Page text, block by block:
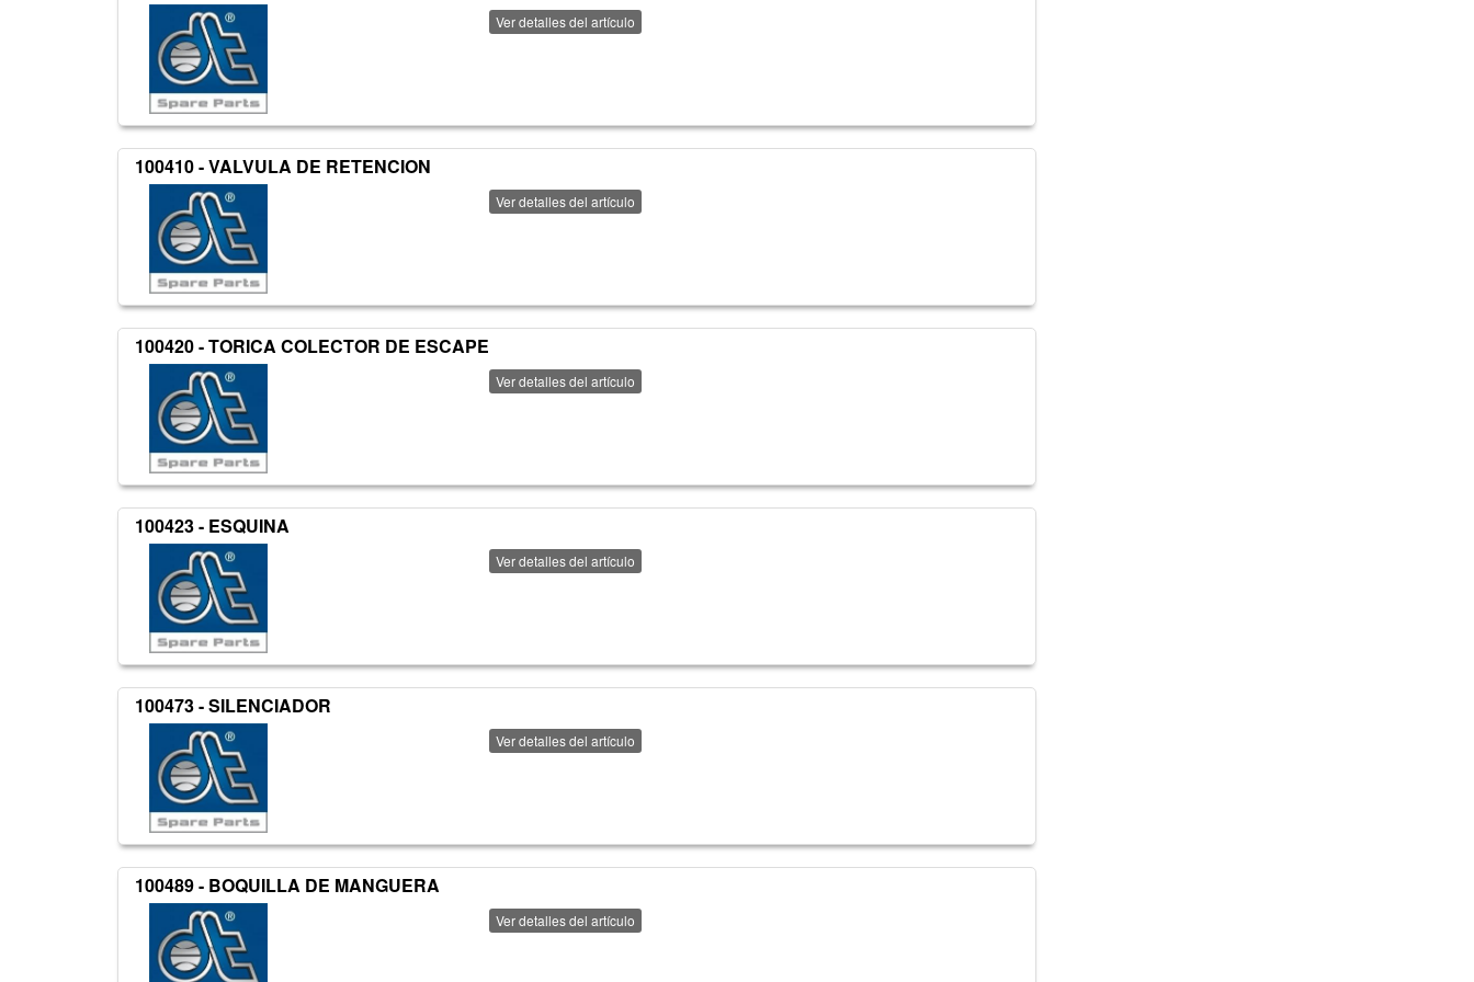
Ver detalles del artículo
100410 - VALVULA DE RETENCION
Ver detalles del artículo
100420 - TORICA COLECTOR DE ESCAPE
Ver detalles del artículo
100423 - ESQUINA
Ver detalles del artículo
100473 - SILENCIADOR
Ver detalles del artículo
100489 - BOQUILLA DE MANGUERA
Ver detalles del artículo